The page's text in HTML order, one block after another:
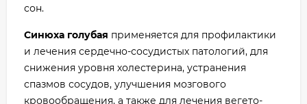
сон.
Синюха голубая применяется для профилактики
и лечения сердечно-сосудистых патологий, для
снижения уровня холестерина, устранения
спазмов сосудов, улучшения мозгового
кровообращения, а также для лечения вегето-